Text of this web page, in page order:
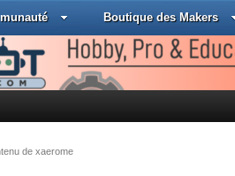
Boutique des Makers
de xaerome